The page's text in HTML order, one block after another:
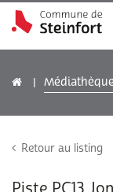
Médiathèque
Retour au listing